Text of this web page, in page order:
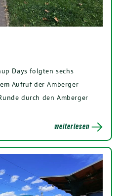
Days folgten sechs
Aufruf der Amberger
durch den Amberger
weiterlesen